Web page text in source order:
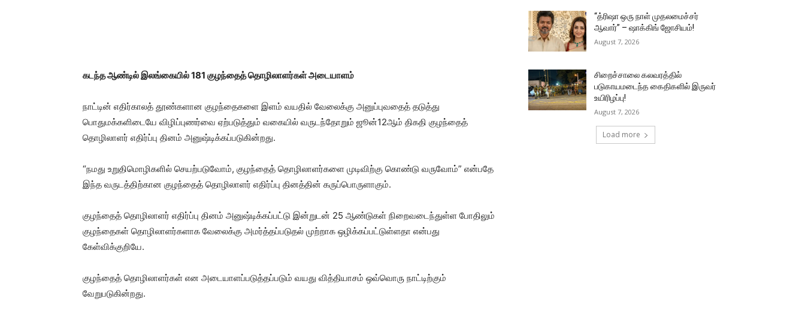
கடந்த ஆண்டில் இலங்கையில் 181 குழந்தைத் தொழிலாளர்கள் அடையாளம்
நாட்டின் எதிர்காலத் தூண்களான குழந்தைகளை இளம் வயதில் வேலைக்கு அனுப்புவதைத் தடுத்து
பொதுமக்களிடையே விழிப்புணர்வை ஏற்படுத்தும் வகையில் வருடந்தோறும் ஜூன்12ஆம் திகதி குழந்தைத்
தொழிலாளர் எதிர்ப்பு தினம் அனுஷ்டிக்கப்படுகின்றது.
“நமது உறுதிமொழிகளில் செயற்படுவோம், குழந்தைத் தொழிலாளர்களை முடிவிற்கு கொண்டு வருவோம்” என்பதே
இந்த வருடத்திற்கான குழந்தைத் தொழிலாளர் எதிர்ப்பு தினத்தின் கருப்பொருளாகும்.
குழந்தைத் தொழிலாளர் எதிர்ப்பு தினம் அனுஷ்டிக்கப்பட்டு இன்றுடன் 25 ஆண்டுகள் நிறைவடைந்துள்ள போதிலும்
குழந்தைகள் தொழிலாளர்களாக வேலைக்கு அமர்த்தப்படுதல் முற்றாக ஒழிக்கப்பட்டுள்ளதா என்பது
கேள்விக்குறியே.
குழந்தைத் தொழிலாளர்கள் என அடையாளப்படுத்தப்படும் வயது வித்தியாசம் ஒவ்வொரு நாட்டிற்கும்
வேறுபடுகின்றது.
“த்ரிஷா ஒரு நாள் முதலமைச்சர்
ஆவார்” – ஷாக்கிங் ஜோசியம்!
August 7, 2026
சிறைச்சாலை கலவரத்தில்
படுகாயமடைந்த கைதிகளில் இருவர்
உயிரிழப்பு!
August 7, 2026
Load more